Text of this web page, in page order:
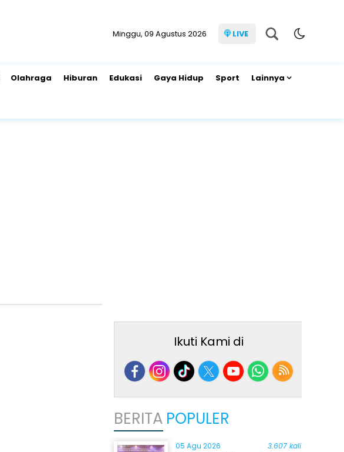
Minggu, 09 Agustus 2026 LIVE
Olahraga Hiburan Edukasi Gaya Hidup Sport Lainnya
Ikuti Kami di
BERITA POPULER
05 Agu 2026 3.607 kali